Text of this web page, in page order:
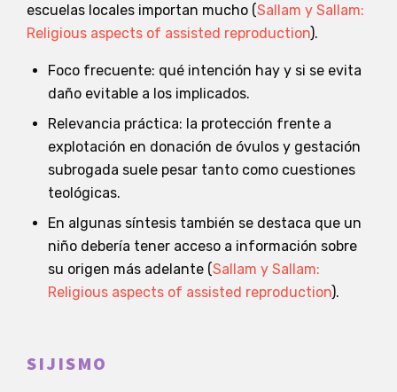
escuelas locales importan mucho (Sallam y Sallam:
Religious aspects of assisted reproduction).
Foco frecuente: qué intención hay y si se evita
daño evitable a los implicados.
Relevancia práctica: la protección frente a
explotación en donación de óvulos y gestación
subrogada suele pesar tanto como cuestiones
teológicas.
En algunas síntesis también se destaca que un
niño debería tener acceso a información sobre
su origen más adelante (Sallam y Sallam:
Religious aspects of assisted reproduction).
SIJISMO